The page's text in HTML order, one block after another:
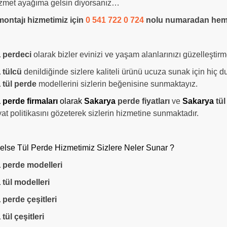
ayağıma gelsin diyorsanız…
hizmetimiz için 0 541 722 0 724 nolu numaradan
perdeci olarak bizler evinizi ve yaşam alanlarınızı
tülcü denildiğinde sizlere kaliteli ürünü ucuza sunak için hiç
tül perde modellerini sizlerin beğenisine sunmaktayız.
firmaları olarak Sakarya perde fiyatları ve Sakarya tül
politikasını gözeterek sizlerin hizmetine sunmaktadır.
Tül Perde Hizmetimiz Sizlere Neler Sunar ?
perde modelleri
tül modelleri
perde çeşitleri
tül çeşitleri